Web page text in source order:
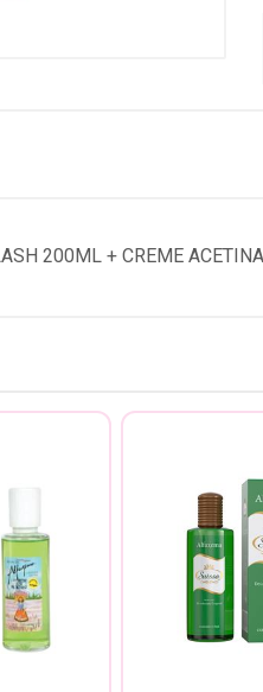
200ML + CREME